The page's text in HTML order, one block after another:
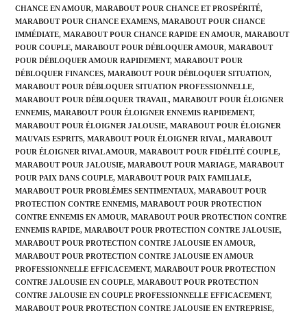
CHANCE EN AMOUR, MARABOUT POUR CHANCE ET PROSPÉRITÉ,
MARABOUT POUR CHANCE EXAMENS, MARABOUT POUR CHANCE
IMMÉDIATE, MARABOUT POUR CHANCE RAPIDE EN AMOUR, MARABOUT
POUR COUPLE, MARABOUT POUR DÉBLOQUER AMOUR, MARABOUT
POUR DÉBLOQUER AMOUR RAPIDEMENT, MARABOUT POUR
DÉBLOQUER FINANCES, MARABOUT POUR DÉBLOQUER SITUATION,
MARABOUT POUR DÉBLOQUER SITUATION PROFESSIONNELLE,
MARABOUT POUR DÉBLOQUER TRAVAIL, MARABOUT POUR ÉLOIGNER
ENNEMIS, MARABOUT POUR ÉLOIGNER ENNEMIS RAPIDEMENT,
MARABOUT POUR ÉLOIGNER JALOUSIE, MARABOUT POUR ÉLOIGNER
MAUVAIS ESPRITS, MARABOUT POUR ÉLOIGNER RIVAL, MARABOUT
POUR ÉLOIGNER RIVAL AMOUR, MARABOUT POUR FIDÉLITÉ COUPLE,
MARABOUT POUR JALOUSIE, MARABOUT POUR MARIAGE, MARABOUT
POUR PAIX DANS COUPLE, MARABOUT POUR PAIX FAMILIALE,
MARABOUT POUR PROBLÈMES SENTIMENTAUX, MARABOUT POUR
PROTECTION CONTRE ENNEMIS, MARABOUT POUR PROTECTION
CONTRE ENNEMIS EN AMOUR, MARABOUT POUR PROTECTION CONTRE
ENNEMIS RAPIDE, MARABOUT POUR PROTECTION CONTRE JALOUSIE,
MARABOUT POUR PROTECTION CONTRE JALOUSIE EN AMOUR,
MARABOUT POUR PROTECTION CONTRE JALOUSIE EN AMOUR
PROFESSIONNELLE EFFICACEMENT, MARABOUT POUR PROTECTION
CONTRE JALOUSIE EN COUPLE, MARABOUT POUR PROTECTION
CONTRE JALOUSIE EN COUPLE PROFESSIONNELLE EFFICACEMENT,
MARABOUT POUR PROTECTION CONTRE JALOUSIE EN ENTREPRISE,